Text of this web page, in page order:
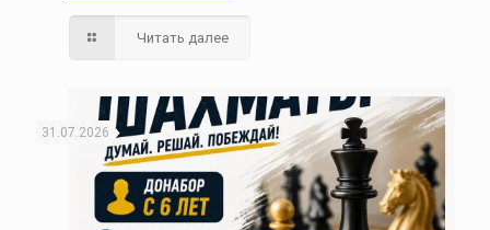
Читать далее
31.07.2026